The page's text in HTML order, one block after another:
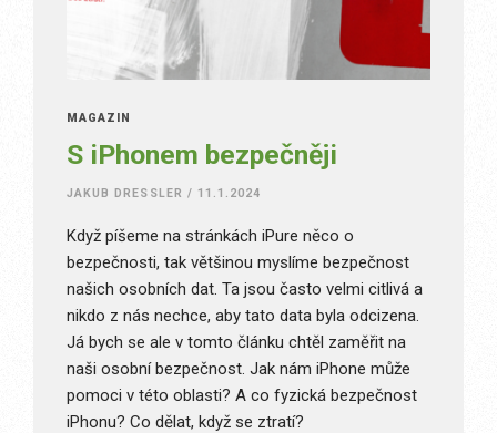
MAGAZÍN
S iPhonem bezpečněji
JAKUB DRESSLER / 11.1.2024
Když píšeme na stránkách iPure něco o
bezpečnosti, tak většinou myslíme bezpečnost
našich osobních dat. Ta jsou často velmi citlivá a
nikdo z nás nechce, aby tato data byla odcizena.
Já bych se ale v tomto článku chtěl zaměřit na
naši osobní bezpečnost. Jak nám iPhone může
pomoci v této oblasti? A co fyzická bezpečnost
iPhonu? Co dělat, když se ztratí?